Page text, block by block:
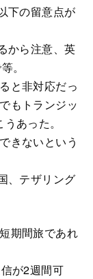
下の留意点が
から注意、英
。
と非対応だっ
もトランジッ
あった。
きないという
、テザリング
期間旅であれ
が2週間可